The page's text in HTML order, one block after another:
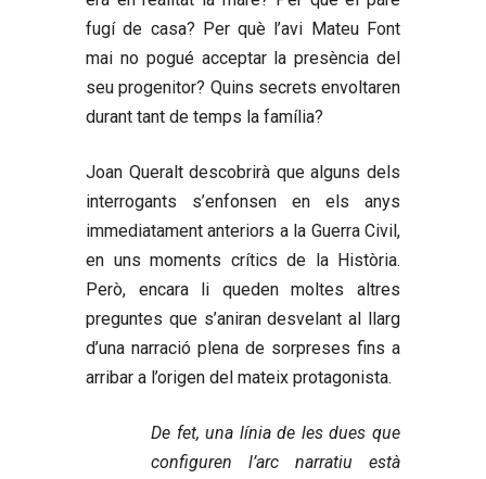
fugí de casa? Per què l’avi Mateu Font
mai no pogué acceptar la presència del
seu progenitor? Quins secrets envoltaren
durant tant de temps la família?
Joan Queralt descobrirà que alguns dels
interrogants s’enfonsen en els anys
immediatament anteriors a la Guerra Civil,
en uns moments crítics de la Història.
Però, encara li queden moltes altres
preguntes que s’aniran desvelant al llarg
d’una narració plena de sorpreses fins a
arribar a l’origen del mateix protagonista.
De fet, una línia de les dues que
configuren l’arc narratiu està